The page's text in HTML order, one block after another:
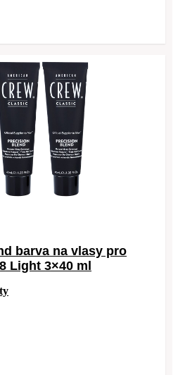
barva na vlasy pro
Light 3×40 ml